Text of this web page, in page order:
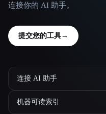
连接你的 AI 助手。
提交您的工具→
连接 AI 助手
机器可读索引